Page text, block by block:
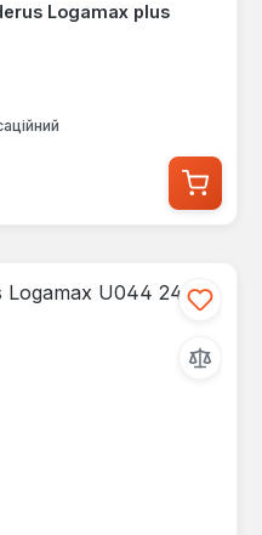
Logamax plus